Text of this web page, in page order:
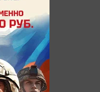
в
MАХ: